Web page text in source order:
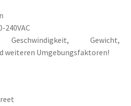
Gewicht,
weiteren Umgebungsfaktoren!